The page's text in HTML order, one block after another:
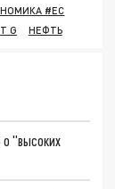
#ЕС
G НЕФТЬ
"высоких